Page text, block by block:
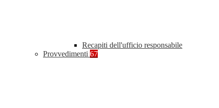
Recapiti dell'ufficio responsabile
Provvedimenti 67